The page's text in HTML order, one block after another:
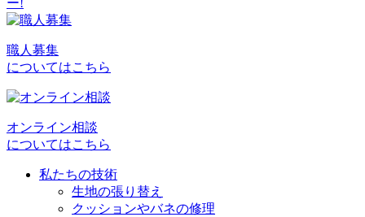
ナ
ビ
ゲ
ー
シ
ョ
職人募集
についてはこちら
オンライン相談
についてはこちら
私たちの技術
生地の張り替え
クッションやバネの修理